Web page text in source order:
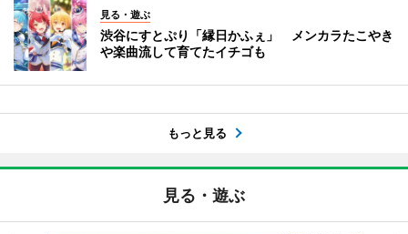
見る・遊ぶ
渋谷にすとぷり「縁日かふぇ」 メンカラたこやき
や楽曲流して育てたイチゴも
もっと見る
見る・遊ぶ